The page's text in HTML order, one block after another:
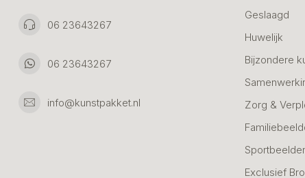
06 23643267
06 23643267
info@kunstpakket.nl
Geslaagd
Huwelijk
Bijzondere
Zorg &
Exclusief